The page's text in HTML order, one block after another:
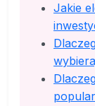
Jakie